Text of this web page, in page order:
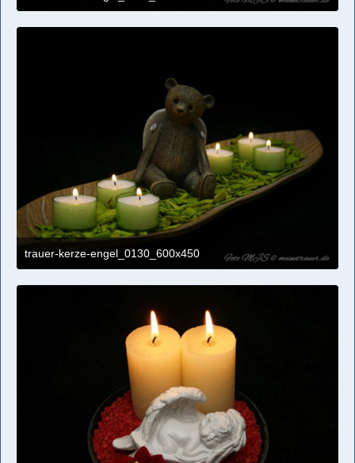
4. April 2021 um 11:09
trauer-kerze-engel_0130_600x450
4. April 2021 um 11:09